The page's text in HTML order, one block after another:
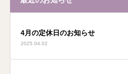
4月の定休日のお知らせ
2025.04.02